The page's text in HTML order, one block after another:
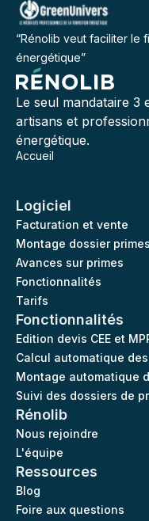
“Rénolib veut faciliter le
énergétique”
Le seul mandataire 3
artisans et
énergétique.
Accueil
Logiciel
Facturation et vente
Montage dossier
Avances sur primes
Fonctionnalités
Tarifs
Fonctionnalités
Edition devis CEE et
Calcul automatique
Montage automatique
Suivi des dossiers de
Rénolib
Nous rejoindre
L'équipe
Ressources
Blog
Foire aux questions